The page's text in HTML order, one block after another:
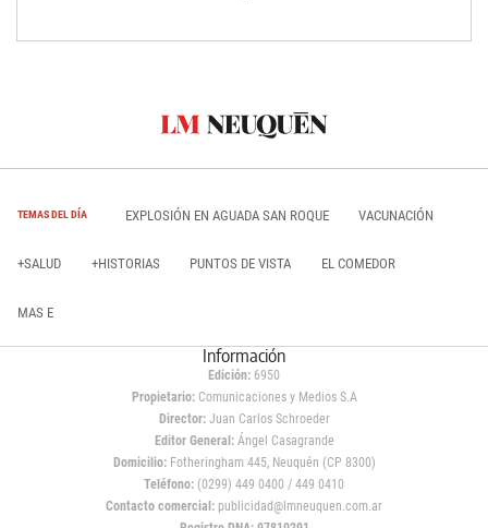
TEMAS DEL DÍA EXPLOSIÓN EN AGUADA SAN ROQUE VACUNACIÓN
+SALUD +HISTORIAS PUNTOS DE VISTA EL COMEDOR
MAS E
Información
Edición: 6950
Propietario:Comunicaciones y Medios S.A
Director: Juan Carlos Schroeder
Editor General:Ángel Casagrande
Domicilio:Fotheringham 445, Neuquén (CP 8300)
Teléfono: (0299) 449 0400 / 449 0410
Contacto comercial: publicidad@lmneuquen.com.ar